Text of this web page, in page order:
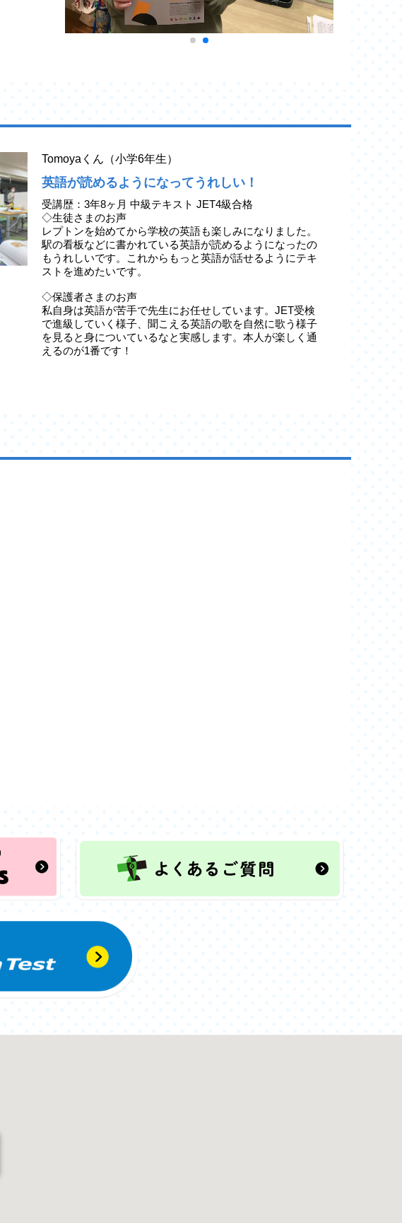
Tomoyaくん（小学6年生）
英語が読めるようになってうれしい！
受講歴：3年8ヶ月 中級テキスト JET4級合格
◇生徒さまのお声
レプトンを始めてから学校の英語も楽しみになりました。
駅の看板などに書かれている英語が読めるようになったの
もうれしいです。これからもっと英語が話せるようにテキ
ストを進めたいです。
◇保護者さまのお声
私自身は英語が苦手で先生にお任せしています。JET受検
で進級していく様子、聞こえる英語の歌を自然に歌う様子
を見ると身についているなと実感します。本人が楽しく通
えるのが1番です！